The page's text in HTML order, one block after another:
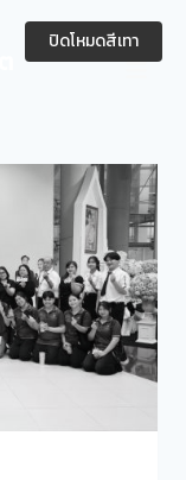
ปิดโหมดสีเทา